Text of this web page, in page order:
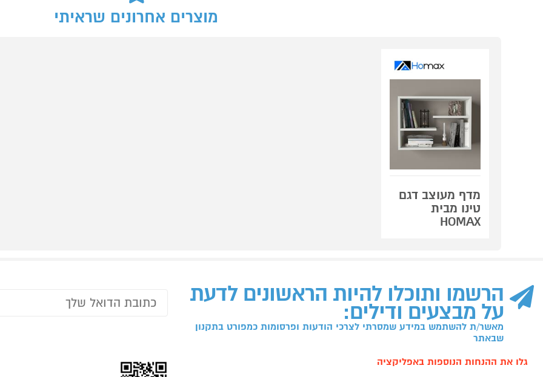
מוצרים אחרונים שראיתי
מדף מעוצב דגם
טינו מבית
HOMAX
הרשמו ותוכלו להיות הראשונים לדעת
על מבצעים ודילים:
מאשר/ת להשתמש במידע שמסרתי לצרכי הודעות ופרסומות כמפורט בתקנון
שבאתר
גלו את ההנחות הנוספות באפליקציה